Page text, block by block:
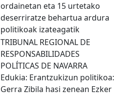
ordainetan eta 15 urtetako
deserriratze behartua ardura
politikoak izateagatik
TRIBUNAL REGIONAL DE
RESPONSABILIDADES
POLÍTICAS DE NAVARRA
Edukia: Erantzukizun politikoa:
Gerra Zibila hasi zenean Ezker